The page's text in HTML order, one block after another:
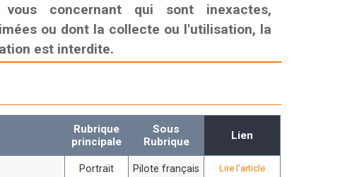
concernant qui sont inexactes,
ou dont la collecte ou l'utilisation, la
est interdite.
Rubrique
principale
Sous
Rubrique
Lien
Portrait Pilote français Lire l'article